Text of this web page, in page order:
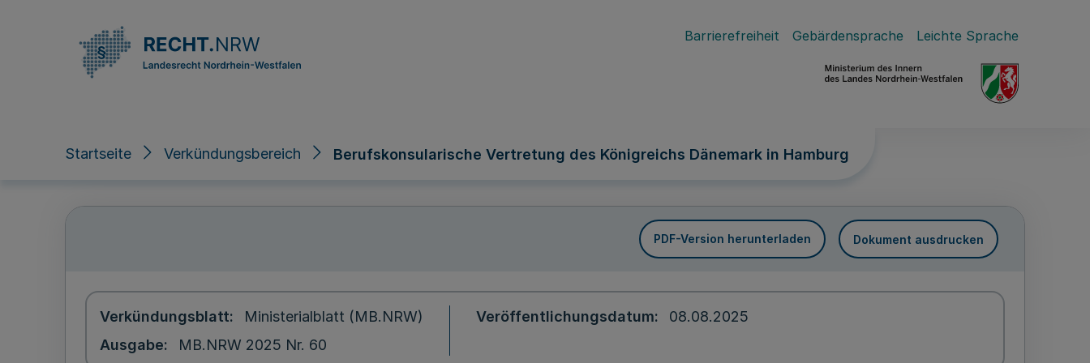
Barrierefreiheit Gebärdensprache Leichte Sprache
Startseite Verkündungsbereich Berufskonsularische Vertretung des Königreichs Dänemark in Hamburg
PDF-Version herunterladen Dokument ausdrucken
Verkündungsblatt
Ministerialblatt (MB.NRW)
Ausgabe
MB.NRW 2025 Nr. 60
Veröffentlichungsdatum 08.08.2025